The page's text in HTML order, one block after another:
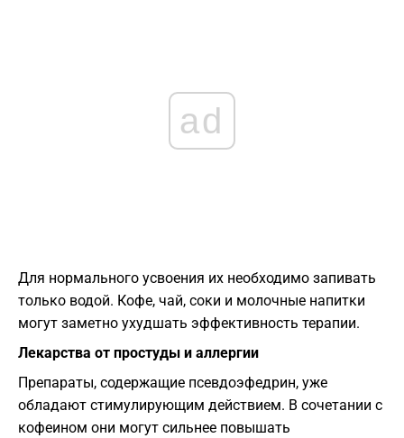
ad
Для нормального усвоения их необходимо запивать
только водой. Кофе, чай, соки и молочные напитки
могут заметно ухудшать эффективность терапии.
Лекарства от простуды и аллергии
Препараты, содержащие псевдоэфедрин, уже
обладают стимулирующим действием. В сочетании с
кофеином они могут сильнее повышать